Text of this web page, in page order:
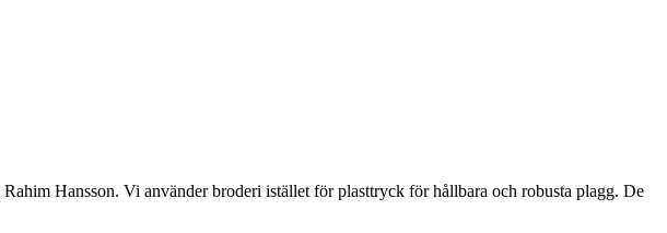
Hansson. Vi använder broderi istället för plasttryck för hållbara och robusta plagg. De